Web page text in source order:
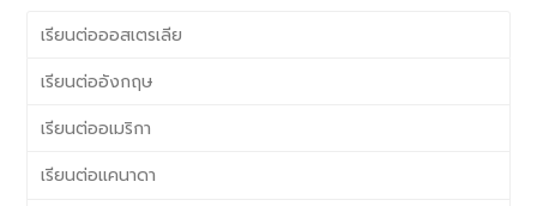
เรียนต่อออสเตรเลีย
เรียนต่ออังกฤษ
เรียนต่ออเมริกา
เรียนต่อแคนาดา